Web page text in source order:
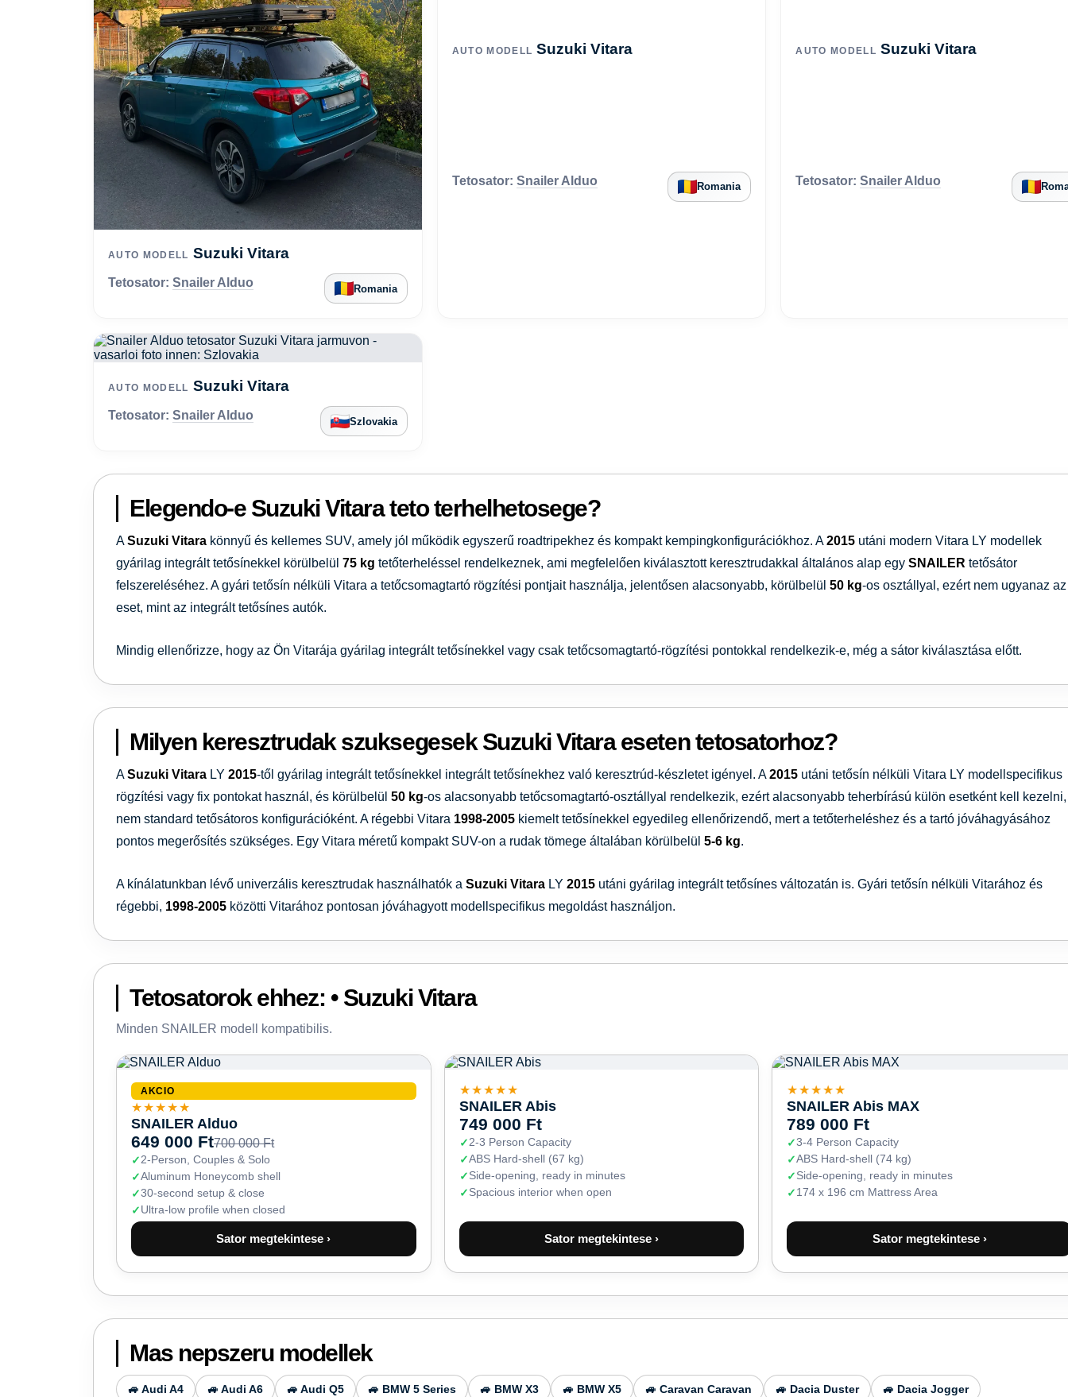
AUTO MODELL Suzuki Vitara
Tetosator: Snailer Alduo Romania
AUTO MODELL Suzuki Vitara
Tetosator: Snailer Alduo Romania
AUTO MODELL Suzuki Vitara
Tetosator: Snailer Alduo
AUTO MODELL Suzuki Vitara
Tetosator: Snailer Alduo Szlovakia
Elegendo-e Suzuki Vitara teto terhelhetosege?
ASuzuki Vitara könnyű és kellemes SUV, amely jól működik egyszerű roadtripekhez és kompakt kempingkonfigurációkhoz. A2015 utáni modern Vitara LY modellek
gyárilag integrált tetősínekkel körülbelül 75 kg tetőterheléssel rendelkeznek, ami megfelelően kiválasztott keresztrudakkal általános alap egy SNAILER tetősátor
felszereléséhez. A gyári tetősín nélküli Vitara a tetőcsomagtartó rögzítési pontjait használja, jelentősen alacsonyabb, körülbelül 50 kg-os osztállyal, ezért nem ugyanaz az
eset, mint az integrált tetősínes autók.
Mindig ellenőrizze, hogy az Ön Vitarája gyárilag integrált tetősínekkel vagy csak tetőcsomagtartó-rögzítési pontokkal rendelkezik-e, még a sátor kiválasztása előtt.
Milyen keresztrudak szuksegesek Suzuki Vitara eseten tetosatorhoz?
ASuzuki Vitara LY 2015-től gyárilag integrált tetősínekkel integrált tetősínekhez való keresztrúd-készletet igényel. A2015 utáni tetősín nélküli Vitara LY modellspecifikus
rögzítési vagy fix pontokat használ, és körülbelül 50 kg-os alacsonyabb tetőcsomagtartó-osztállyal rendelkezik, ezért alacsonyabb teherbírású külön esetként kell kezelni,
nem standard tetősátoros konfigurációként. A régebbi Vitara 1998-2005 kiemelt tetősínekkel egyedileg ellenőrizendő, mert a tetőterheléshez és a tartó jóváhagyásához
pontos megerősítés szükséges. Egy Vitara méretű kompakt SUV-on a rudak tömege általában körülbelül 5-6 kg.
A kínálatunkban lévő univerzális keresztrudak használhatók a Suzuki Vitara LY 2015 utáni gyárilag integrált tetősínes változatán is. Gyári tetősín nélküli Vitarához és
régebbi, 1998-2005 közötti Vitarához pontosan jóváhagyott modellspecifikus megoldást használjon.
Tetosatorok ehhez: • Suzuki Vitara
Minden SNAILER modell kompatibilis.
AKCIO
★★★★★
SNAILER Alduo
649 000 Ft700 000 Ft
2-Person, Couples & Solo
Aluminum Honeycomb shell
30-second setup & close
Ultra-low profile when closed
Sator megtekintese ›
★★★★★
SNAILER Abis
749 000 Ft
2-3 Person Capacity
ABS Hard-shell (67 kg)
Side-opening, ready in minutes
Spacious interior when open
Sator megtekintese ›
★★★★★
SNAILER Abis MAX
789 000 Ft
3-4 Person Capacity
ABS Hard-shell (74 kg)
Side-opening, ready in minutes
174 x 196 cm Mattress Area
Sator megtekintese ›
Mas nepszeru modellek
🚙 Audi A4 🚙 Audi A6 🚙 Audi Q5 🚙 BMW 5 Series 🚙 BMW X3 🚙 BMW X5 🚙 Caravan Caravan 🚙 Dacia Duster 🚙 Dacia Jogger